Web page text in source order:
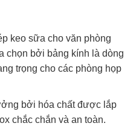
keo sữa cho văn phòng
chọn bởi bảng kính là dòng
trọng cho các phòng họp
bởi hóa chất được lắp
chắc chắn và an toàn.